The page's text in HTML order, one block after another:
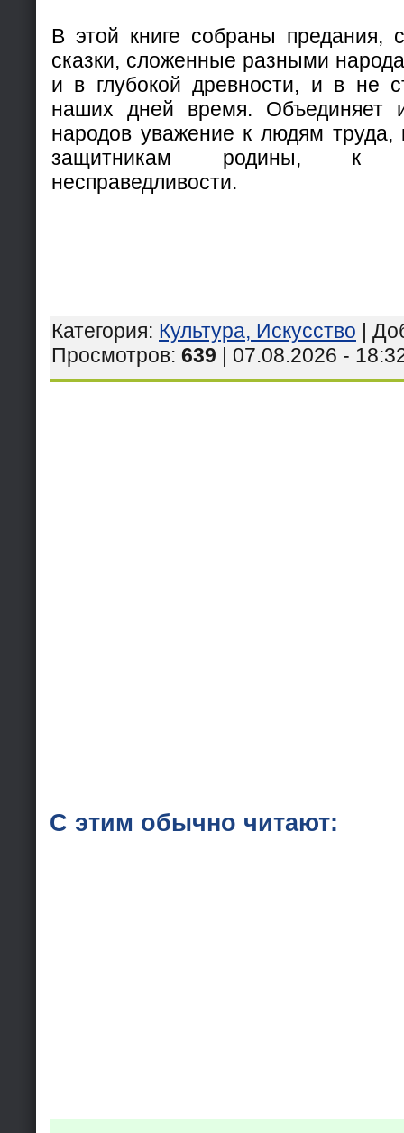
В этой книге собраны предания,
сказки, сложенные разными
и в глубокой древности, и в не
наших дней время. Объединяет
народов уважение к людям
защитникам родины, к
несправедливости.
Категория: Культура, Искусство |
Просмотров: 639 | 07.08.2026 -
С этим обычно читают: